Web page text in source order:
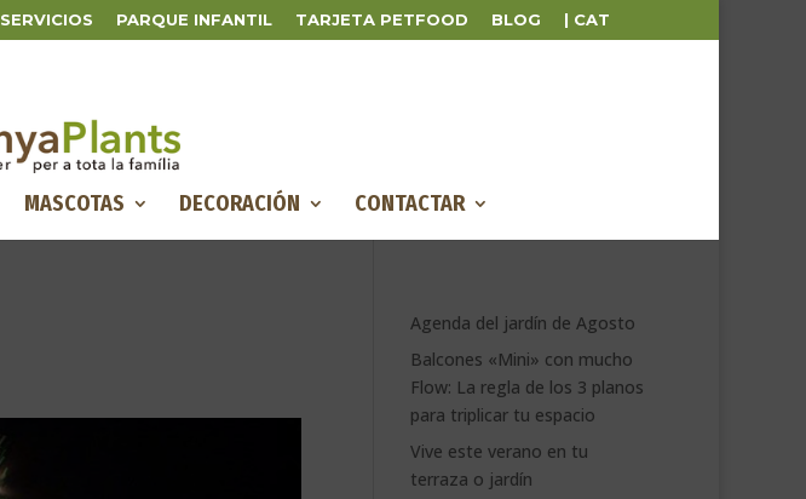
SERVICIOS PARQUE INFANTIL TARJETA PETFOOD BLOG | CAT
MASCOTAS DECORACIÓN CONTACTAR
Agenda del jardín de Agosto
Balcones «Mini» con mucho
Flow: La regla de los 3 planos
para triplicar tu espacio
Vive este verano en tu
terraza o jardín